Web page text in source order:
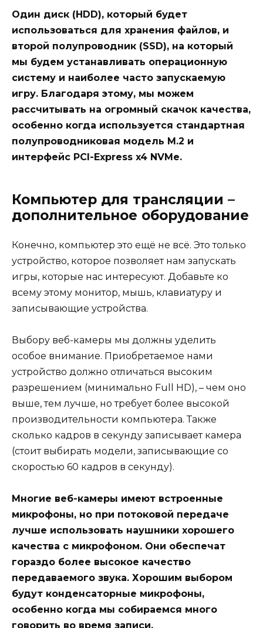
Один диск (HDD), который будет
использоваться для хранения файлов, и
второй полупроводник (SSD), на который
мы будем устанавливать операционную
систему и наиболее часто запускаемую
игру. Благодаря этому, мы можем
рассчитывать на огромный скачок качества,
особенно когда используется стандартная
полупроводниковая модель M.2 и
интерфейс PCI-Express x4 NVMe.
Компьютер для трансляции –
дополнительное оборудование
Конечно, компьютер это ещё не всё. Это только
устройство, которое позволяет нам запускать
игры, которые нас интересуют. Добавьте ко
всему этому монитор, мышь, клавиатуру и
записывающие устройства.
Выбору веб-камеры мы должны уделить
особое внимание. Приобретаемое нами
устройство должно отличаться высоким
разрешением (минимально Full HD), – чем оно
выше, тем лучше, но требует более высокой
производительности компьютера. Также
сколько кадров в секунду записывает камера
(стоит выбирать модели, записывающие со
скоростью 60 кадров в секунду).
Многие веб-камеры имеют встроенные
микрофоны, но при потоковой передаче
лучше использовать наушники хорошего
качества с микрофоном. Они обеспечат
гораздо более высокое качество
передаваемого звука. Хорошим выбором
будут конденсаторные микрофоны,
особенно когда мы собираемся много
говорить во время записи.